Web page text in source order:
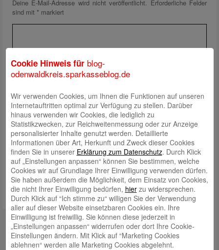
Deine E-Mail-Adresse wird nicht veröffentlicht. Erforderliche Felder
sind mit * markiert
Name*
E-Mail *
Website
Meinen Namen, meine E-Mail-Adresse und meine Website in
diesem Browser für die nächste Kommentierung speichern.
Kontakt
mail@sparkasse-odenwaldkreis.de
Cookie Hinweis für blog-
odenwaldkreis.sparkasseblog.de
Wir verwenden Cookies, um Ihnen die Funktionen auf unseren
Internetauftritten optimal zur Verfügung zu stellen. Darüber
hinaus verwenden wir Cookies, die lediglich zu
Statistikzwecken, zur Reichweitenmessung oder zur Anzeige
personalisierter Inhalte genutzt werden. Detaillierte
Informationen über Art, Herkunft und Zweck dieser Cookies
finden Sie in unserer Erklärung zum Datenschutz. Durch Klick
auf „Einstellungen anpassen“ können Sie bestimmen, welche
Cookies wir auf Grundlage Ihrer Einwilligung verwenden dürfen.
Sie haben außerdem die Möglichkeit, dem Einsatz von Cookies,
die nicht Ihrer Einwilligung bedürfen, hierzu widersprechen.
Durch Klick auf “Ich stimme zu“ willigen Sie der Verwendung
aller auf dieser Website einsetzbaren Cookies ein. Ihre
Einwilligung ist freiwillig. Sie können diese jederzeit in
„Einstellungen anpassen“ widerrufen oder dort Ihre Cookie-
Einstellungen ändern. Mit Klick auf “Marketing Cookies
ablehnen“ werden alle Marketing Cookies abgelehnt.